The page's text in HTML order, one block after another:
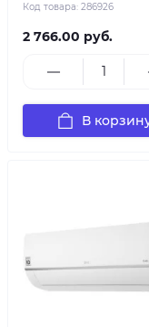
Код товара: 286926
2 766.00 руб.
В